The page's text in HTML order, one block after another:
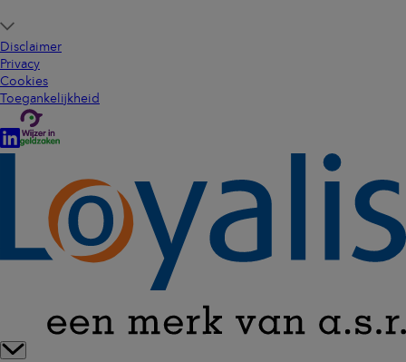
Disclaimer
Privacy
Cookies
Toegankelijkheid